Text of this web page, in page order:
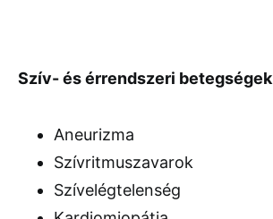
Szív- és érrendszeri betegségek
Aneurizma
Szívritmuszavarok
Szívelégtelenség